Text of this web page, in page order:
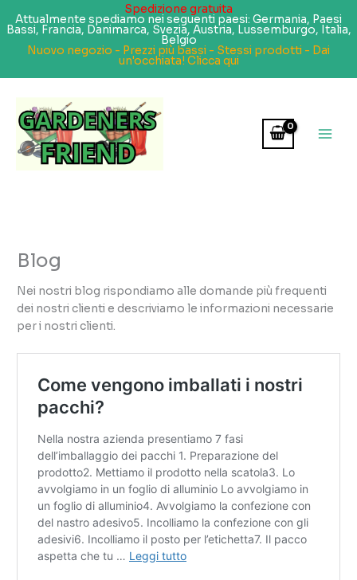
Spedizione gratuita
Attualmente spediamo nei seguenti paesi: Germania, Paesi
Bassi, Francia, Danimarca, Svezia, Austria, Lussemburgo, Italia,
Belgio
Nuovo negozio - Prezzi più bassi - Stessi prodotti - Dai
un'occhiata! Clicca qui
contenuto
Blog
Nei nostri blog rispondiamo alle domande più frequenti
dei nostri clienti e descriviamo le informazioni necessarie
per i nostri clienti.